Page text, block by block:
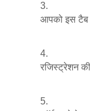
आपको इस टैब
रजिस्ट्रेशन